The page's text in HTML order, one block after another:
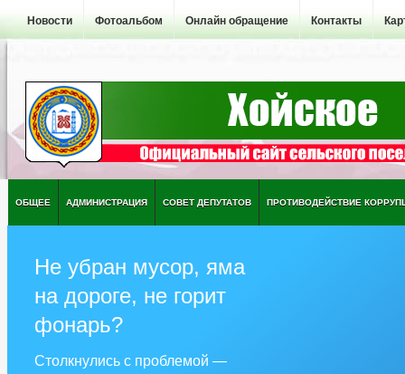
Новости Фотоальбом Онлайн обращение Контакты
ОБЩЕЕ АДМИНИСТРАЦИЯ СОВЕТ ДЕПУТАТОВ ПРОТИВОДЕЙСТВИЕ
Не убран мусор, яма
на дороге, не горит
фонарь?
Столкнулись с проблемой —